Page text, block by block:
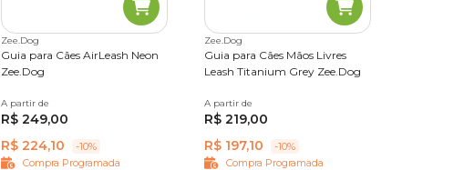
Zee.Dog
Guia para Cães AirLeash Neon
Zee.Dog
Único
A partir de
R$ 249,00
R$ 224,10
-10%
Compra Programada
Zee.Dog
Guia para Cães Mãos Livres
Leash Titanium Grey Zee.Dog
Único
A partir de
R$ 219,00
R$ 197,10
-10%
Compra Programada